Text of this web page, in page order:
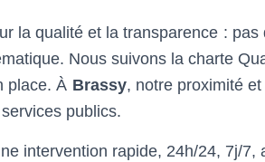
la qualité et la transparence :
Nous suivons la charte
place. À Brassy, notre proximité
publics.
intervention rapide, 24h/24, 7j/7,